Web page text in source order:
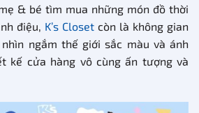
& bé tìm mua những món đồ thời
điệu, K’s Closet còn là không gian
ngắm thế giới sắc màu và ánh
kế cửa hàng vô cùng ấn tượng và